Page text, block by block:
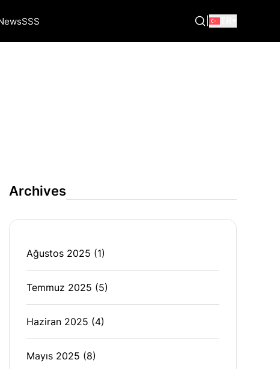
SSS
Archives
Ağustos 2025 (1)
Temmuz 2025 (5)
Haziran 2025 (4)
Mayıs 2025 (8)